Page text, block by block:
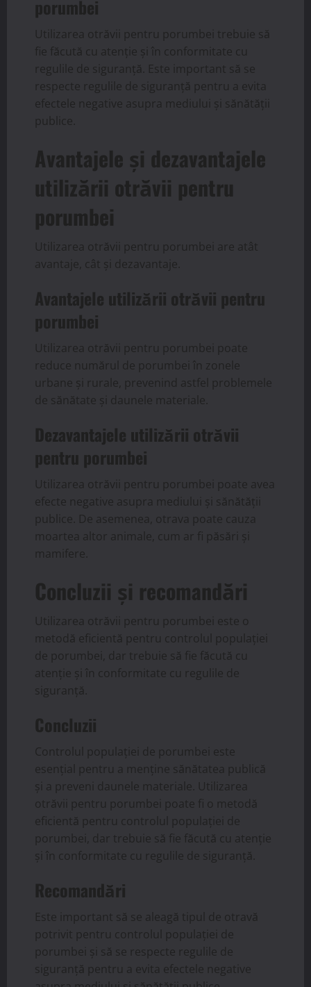
porumbei
Utilizarea otrăvii pentru porumbei trebuie să
fie făcută cu atenție și în conformitate cu
regulile de siguranță. Este important să se
respecte regulile de siguranță pentru a evita
efectele negative asupra mediului și sănătății
publice.
Avantajele și dezavantajele
utilizării otrăvii pentru
porumbei
Utilizarea otrăvii pentru porumbei are atât
avantaje, cât și dezavantaje.
Avantajele utilizării otrăvii pentru
porumbei
Utilizarea otrăvii pentru porumbei poate
reduce numărul de porumbei în zonele
urbane și rurale, prevenind astfel problemele
de sănătate și daunele materiale.
Dezavantajele utilizării otrăvii
pentru porumbei
Utilizarea otrăvii pentru porumbei poate avea
efecte negative asupra mediului și sănătății
publice. De asemenea, otrava poate cauza
moartea altor animale, cum ar fi păsări și
mamifere.
Concluzii și recomandări
Utilizarea otrăvii pentru porumbei este o
metodă eficientă pentru controlul populației
de porumbei, dar trebuie să fie făcută cu
atenție și în conformitate cu regulile de
siguranță.
Concluzii
Controlul populației de porumbei este
esențial pentru a menține sănătatea publică
și a preveni daunele materiale. Utilizarea
otrăvii pentru porumbei poate fi o metodă
eficientă pentru controlul populației de
porumbei, dar trebuie să fie făcută cu atenție
și în conformitate cu regulile de siguranță.
Recomandări
Este important să se aleagă tipul de otravă
potrivit pentru controlul populației de
porumbei și să se respecte regulile de
siguranță pentru a evita efectele negative